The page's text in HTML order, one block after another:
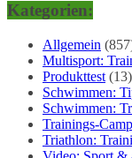
Kategorien:
Allgemein
Multisport:
Produkttest (13)
Schwimmen:
Schwimmen:
Trainings-
Triathlon: